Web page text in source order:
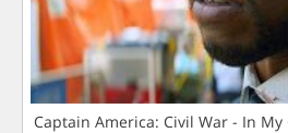
Captain America: Civil War - In